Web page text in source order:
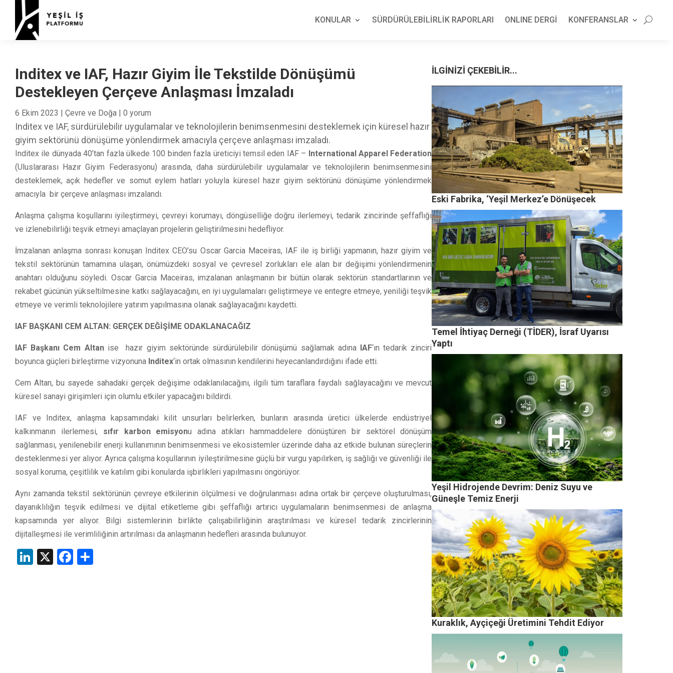
KONULAR SÜRDÜRÜLEBİLİRLİK RAPORLARI ONLINE DERGİ KONFERANSLAR
Inditex ve IAF, Hazır Giyim İle Tekstilde Dönüşümü
Destekleyen Çerçeve Anlaşması İmzaladı
6 Ekim 2023 | Çevre ve Doğa | 0 yorum
Inditex ve IAF, sürdürülebilir uygulamalar ve teknolojilerin benimsenmesini desteklemek için küresel hazır
giyim sektörünü dönüşüme yönlendirmek amacıyla çerçeve anlaşması imzaladı.
Inditex ile dünyada 40’tan fazla ülkede 100 binden fazla üreticiyi temsil eden IAF – International Apparel Federation
(Uluslararası Hazır Giyim Federasyonu) arasında, daha sürdürülebilir uygulamalar ve teknolojilerin benimsenmesini
desteklemek, açık hedefler ve somut eylem hatları yoluyla küresel hazır giyim sektörünü dönüşüme yönlendirmek
amacıyla bir çerçeve anlaşması imzalandı.
Anlaşma çalışma koşullarını iyileştirmeyi, çevreyi korumayı, döngüselliğe doğru ilerlemeyi, tedarik zincirinde şeffaflığı
ve izlenebilirliği teşvik etmeyi amaçlayan projelerin geliştirilmesini hedefliyor.
İmzalanan anlaşma sonrası konuşan Inditex CEO’su Oscar Garcia Maceiras, IAF ile iş birliği yapmanın, hazır giyim ve
tekstil sektörünün tamamına ulaşan, önümüzdeki sosyal ve çevresel zorlukları ele alan bir değişimi yönlendirmenin
anahtarı olduğunu söyledi. Oscar Garcia Maceiras, imzalanan anlaşmanın bir bütün olarak sektörün standartlarının ve
rekabet gücünün yükseltilmesine katkı sağlayacağını, en iyi uygulamaları geliştirmeye ve entegre etmeye, yeniliği teşvik
etmeye ve verimli teknolojilere yatırım yapılmasına olanak sağlayacağını kaydetti.
IAF BAŞKANI CEM ALTAN: GERÇEK DEĞİŞİME ODAKLANACAĞIZ
IAF Başkanı Cem Altanise hazır giyim sektöründe sürdürülebilir dönüşümü sağlamak adına IAF‘ın tedarik zinciri
boyunca güçleri birleştirme vizyonuna Inditex‘in ortak olmasının kendilerini heyecanlandırdığını ifade etti.
Cem Altan, bu sayede sahadaki gerçek değişime odaklanılacağını, ilgili tüm taraflara faydalı sağlayacağını ve mevcut
küresel sanayi girişimleri için olumlu etkiler yapacağını bildirdi.
IAF ve Inditex, anlaşma kapsamındaki kilit unsurları belirlerken, bunların arasında üretici ülkelerde endüstriyel
kalkınmanın ilerlemesi, sıfır karbon emisyonu adına atıkları hammaddelere dönüştüren bir sektörel dönüşüm
sağlanması, yenilenebilir enerji kullanımının benimsenmesi ve ekosistemler üzerinde daha az etkide bulunan süreçlerin
desteklenmesi yer alıyor. Ayrıca çalışma koşullarının iyileştirilmesine güçlü bir vurgu yapılırken, iş sağlığı ve güvenliği ile
sosyal koruma, çeşitlilik ve katılım gibi konularda işbirlikleri yapılmasını öngörüyor.
Aynı zamanda tekstil sektörünün çevreye etkilerinin ölçülmesi ve doğrulanması adına ortak bir çerçeve oluşturulması,
dayanıklılığın teşvik edilmesi ve dijital etiketleme gibi şeffaflığı artırıcı uygulamaların benimsenmesi de anlaşma
kapsamında yer alıyor. Bilgi sistemlerinin birlikte çalışabilirliğinin araştırılması ve küresel tedarik zincirlerinin
dijitalleşmesi ile verimliliğinin artırılması da anlaşmanın hedefleri arasında bulunuyor.
LinkedIn
X Facebook
İLGİNİZİ ÇEKEBİLİR...
Eski Fabrika, ‘Yeşil Merkez’e Dönüşecek
Temel İhtiyaç Derneği (TİDER), İsraf Uyarısı
Yaptı
Yeşil Hidrojende Devrim: Deniz Suyu ve
Güneşle Temiz Enerji
Kuraklık, Ayçiçeği Üretimini Tehdit Ediyor